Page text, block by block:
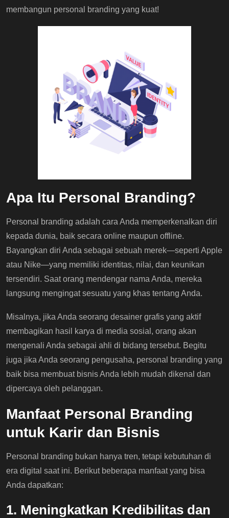
membangun personal branding yang kuat!
Apa Itu Personal Branding?
Personal branding adalah cara Anda memperkenalkan diri
kepada dunia, baik secara online maupun offline.
Bayangkan diri Anda sebagai sebuah merek—seperti Apple
atau Nike—yang memiliki identitas, nilai, dan keunikan
tersendiri. Saat orang mendengar nama Anda, mereka
langsung mengingat sesuatu yang khas tentang Anda.
Misalnya, jika Anda seorang desainer grafis yang aktif
membagikan hasil karya di media sosial, orang akan
mengenali Anda sebagai ahli di bidang tersebut. Begitu
juga jika Anda seorang pengusaha, personal branding yang
baik bisa membuat bisnis Anda lebih mudah dikenal dan
dipercaya oleh pelanggan.
Manfaat Personal Branding
untuk Karir dan Bisnis
Personal branding bukan hanya tren, tetapi kebutuhan di
era digital saat ini. Berikut beberapa manfaat yang bisa
Anda dapatkan:
1. Meningkatkan Kredibilitas dan